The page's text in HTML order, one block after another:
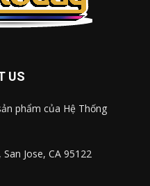
US
phẩm của Hệ Thống
Jose, CA 95122